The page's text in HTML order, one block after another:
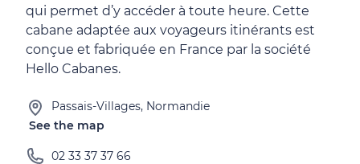
qui permet d’y accéder à toute heure. Cette
cabane adaptée aux voyageurs itinérants est
conçue et fabriquée en France par la société
Hello Cabanes.
Passais-Villages, Normandie
See the map
02 33 37 37 66